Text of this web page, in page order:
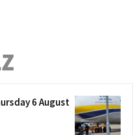
6 August